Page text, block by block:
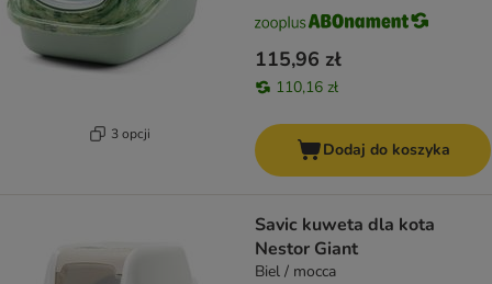
3 opcji
115,96 zł
110,16 zł
Dodaj do koszyka
Savic kuweta dla kota
Nestor Giant
Biel / mocca